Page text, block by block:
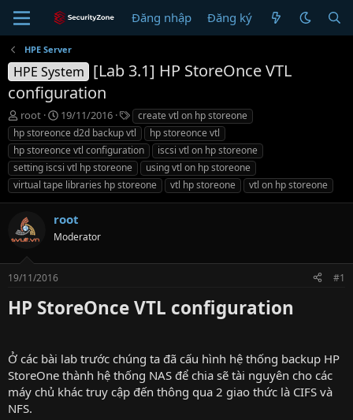
Đăng nhập Đăng ký
HPE Server
HPE System [Lab 3.1] HP StoreOnce VTL
configuration
T
h
r
e
a
d
s
a
r
r
root
N
g
à
y
g
ử
i
19/11/2016
T
ừ
k
h
ó
a
create vtl on hp storeone
hp storeonce d2d backup vtl
hp storeonce vtl
hp storeonce vtl configuration
iscsi vtl on hp storeone
setting iscsi vtl hp storeone
using vtl on hp storeone
virtual tape libraries hp storeone
vtl hp storeone vtl on hp storeone
root
Moderator
19/11/2016 #1
HP StoreOnce VTL configuration
Ở các bài lab trước chúng ta đã cấu hình hệ thống backup HP
StoreOne thành hệ thống NAS để chia sẽ tài nguyên cho các
máy chủ khác truy cập đến thông qua 2 giao thức là CIFS và
NFS.